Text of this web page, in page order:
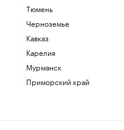
Тюмень
Черноземье
Кавказ
Карелия
Мурманск
Приморский край